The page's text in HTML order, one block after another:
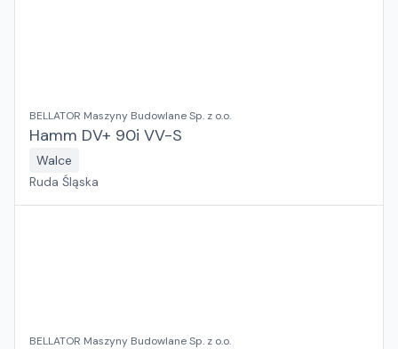
BELLATOR Maszyny Budowlane Sp. z o.o.
Hamm DV+ 90i VV-S
Walce
Ruda Śląska
BELLATOR Maszyny Budowlane Sp. z o.o.